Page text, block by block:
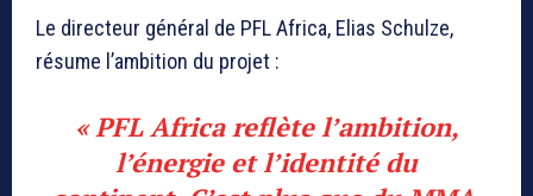
Le directeur général de PFL Africa, Elias Schulze,
résume l’ambition du projet :
« PFL Africa reflète l’ambition,
l’énergie et l’identité du